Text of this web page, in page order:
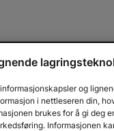
og
i nettleseren din,
brukes for å gi deg
Informasjonen